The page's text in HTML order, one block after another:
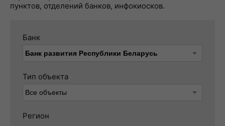
пунктов, отделений банков, инфокиосков.
Банк
Тип объекта
Регион